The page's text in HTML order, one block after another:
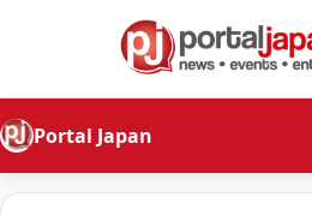
Portal Japan